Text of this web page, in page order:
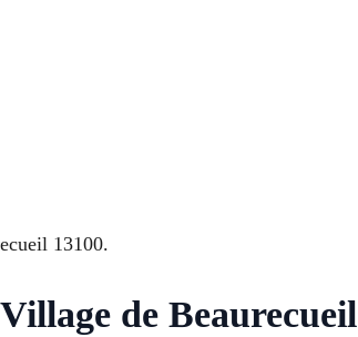
13100.
de Beaurecueil